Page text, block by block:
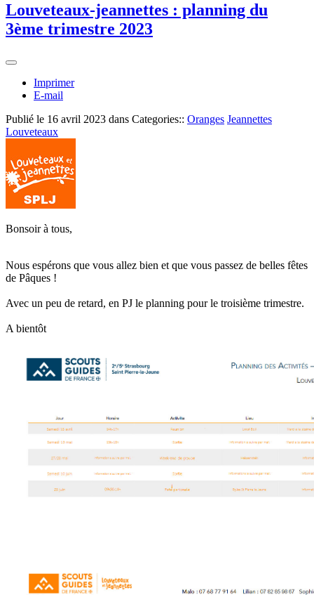
Louveteaux-jeannettes : planning du
3ème trimestre 2023
Imprimer
E-mail
Publié le 16 avril 2023 dans Categories:: Oranges Jeannettes
Louveteaux
Bonsoir à tous,
Nous espérons que vous allez bien et que vous passez de belles fêtes
de Pâques !
Avec un peu de retard, en PJ le planning pour le troisième trimestre.
A bientôt